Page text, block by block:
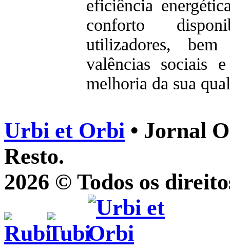
eficiência
conforto
utilizadores,
valências sociais
melhoria da sua
Urbi et Orbi • Jornal
Resto.
2026 © Todos os